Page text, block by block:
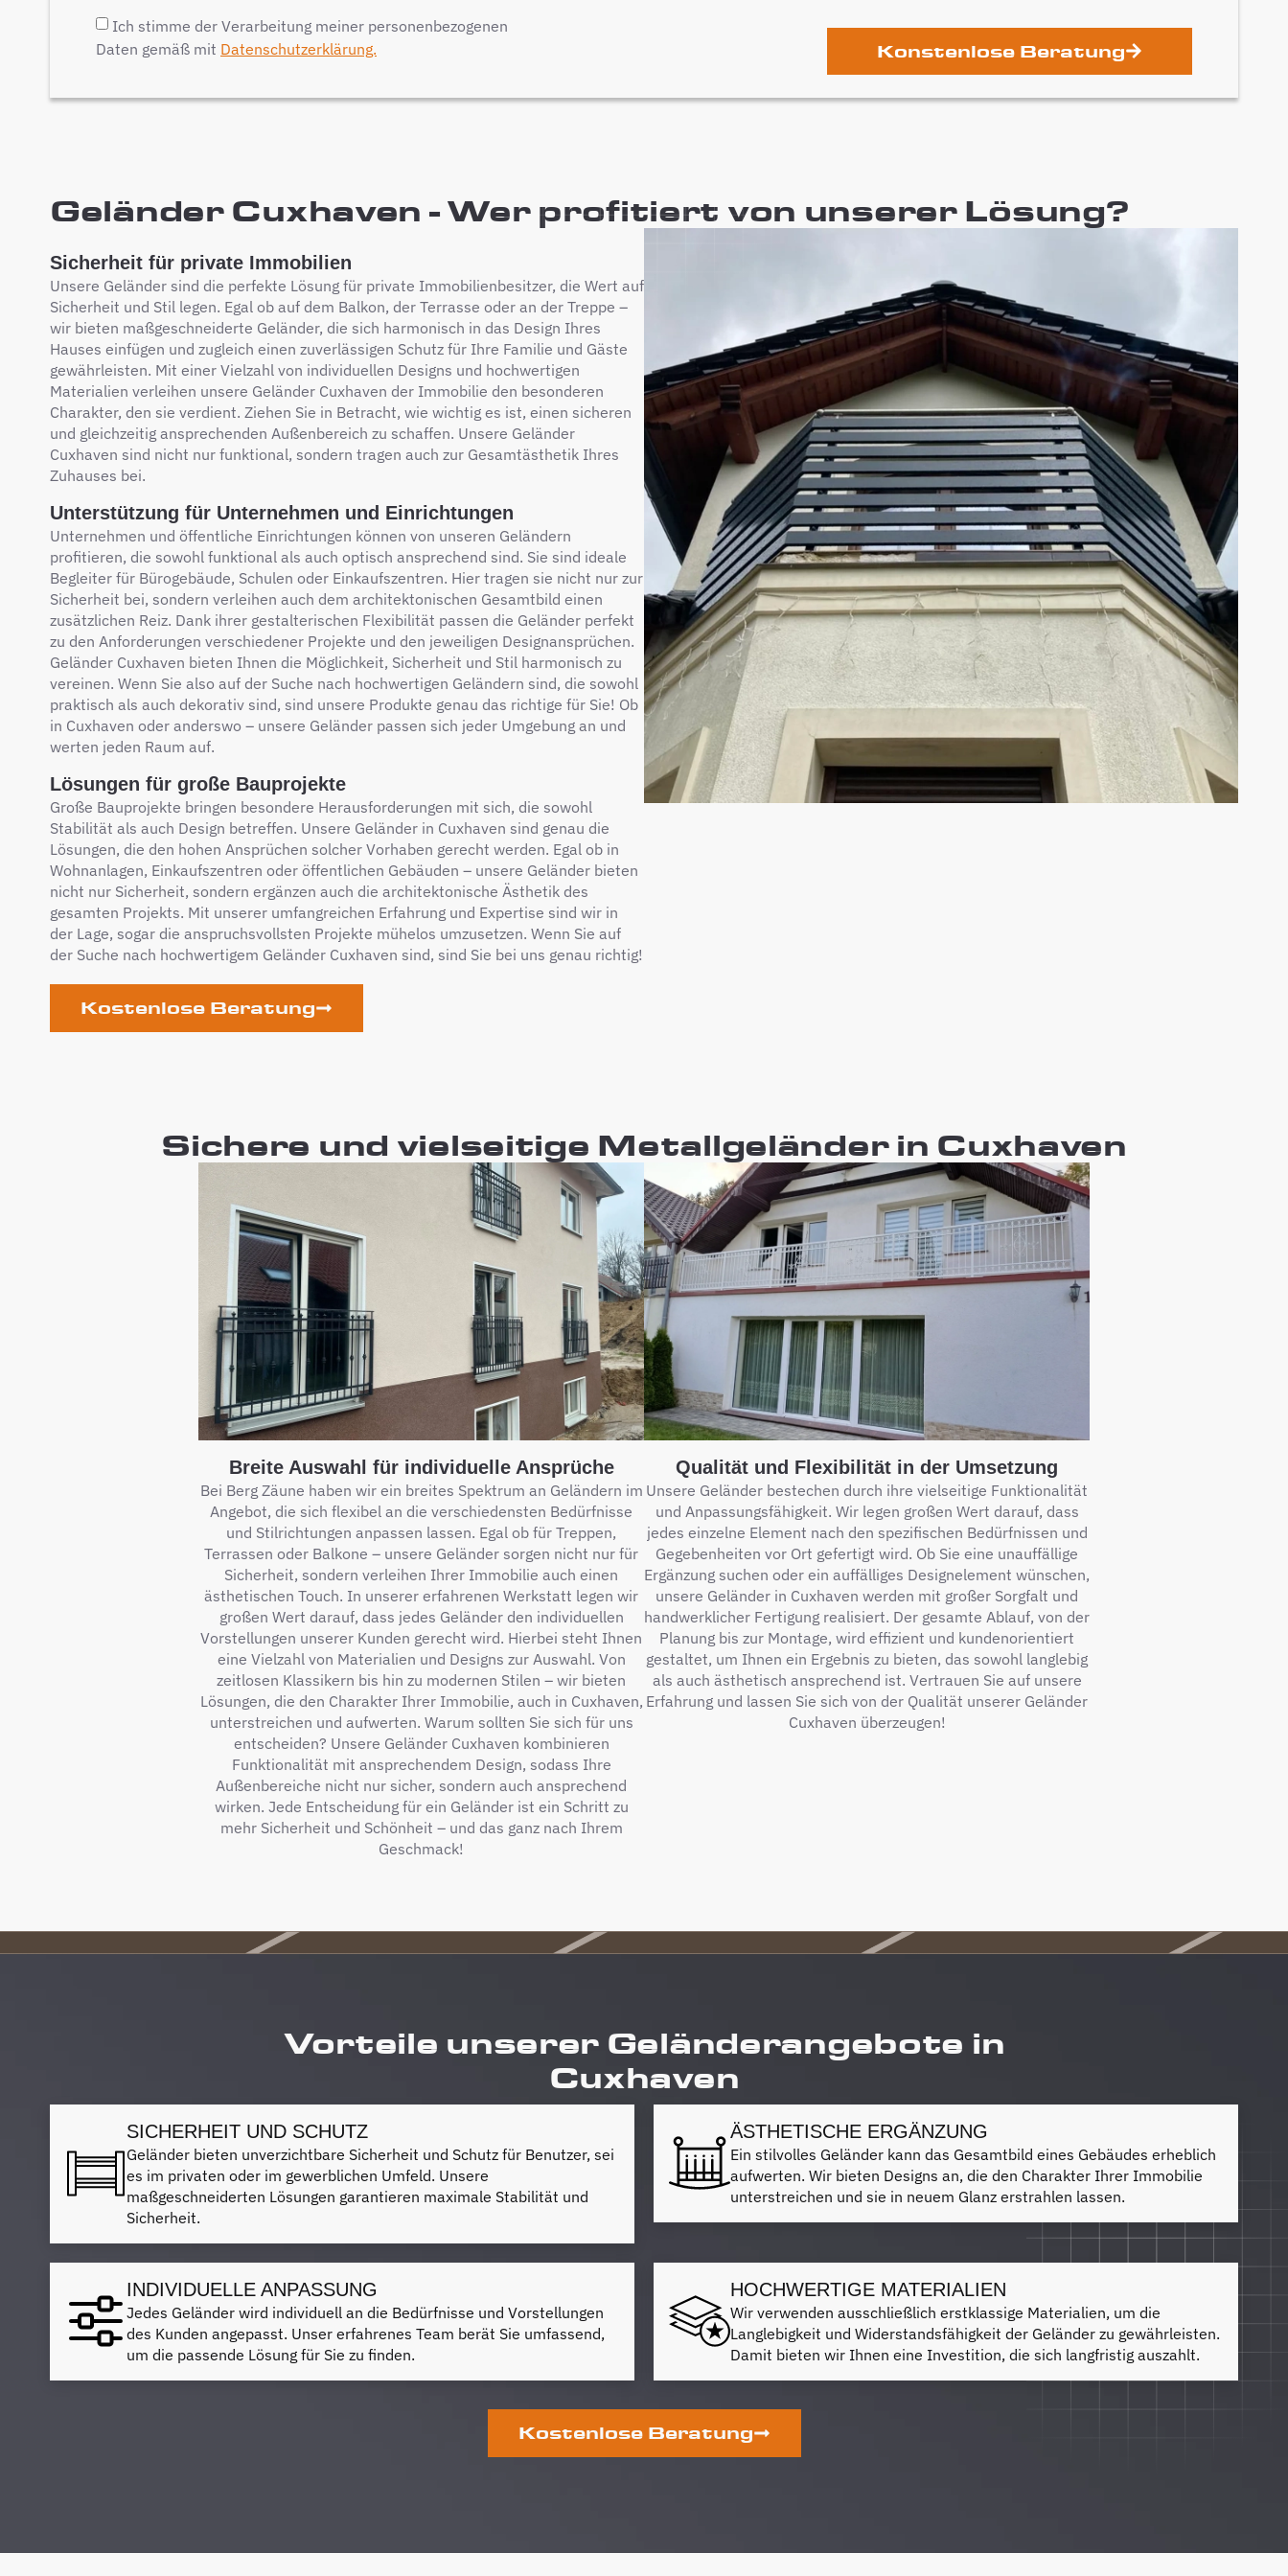
Ich stimme der Verarbeitung meiner personenbezogenen
Daten gemäß mit Datenschutzerklärung. Konstenlose Beratung
Geländer Cuxhaven - Wer profitiert von unserer Lösung?
Sicherheit für private Immobilien
Unsere Geländer sind die perfekte Lösung für private Immobilienbesitzer, die Wert auf
Sicherheit und Stil legen. Egal ob auf dem Balkon, der Terrasse oder an der Treppe –
wir bieten maßgeschneiderte Geländer, die sich harmonisch in das Design Ihres
Hauses einfügen und zugleich einen zuverlässigen Schutz für Ihre Familie und Gäste
gewährleisten. Mit einer Vielzahl von individuellen Designs und hochwertigen
Materialien verleihen unsere Geländer Cuxhaven der Immobilie den besonderen
Charakter, den sie verdient. Ziehen Sie in Betracht, wie wichtig es ist, einen sicheren
und gleichzeitig ansprechenden Außenbereich zu schaffen. Unsere Geländer
Cuxhaven sind nicht nur funktional, sondern tragen auch zur Gesamtästhetik Ihres
Zuhauses bei.
Unterstützung für Unternehmen und Einrichtungen
Unternehmen und öffentliche Einrichtungen können von unseren Geländern
profitieren, die sowohl funktional als auch optisch ansprechend sind. Sie sind ideale
Begleiter für Bürogebäude, Schulen oder Einkaufszentren. Hier tragen sie nicht nur zur
Sicherheit bei, sondern verleihen auch dem architektonischen Gesamtbild einen
zusätzlichen Reiz. Dank ihrer gestalterischen Flexibilität passen die Geländer perfekt
zu den Anforderungen verschiedener Projekte und den jeweiligen Designansprüchen.
Geländer Cuxhaven bieten Ihnen die Möglichkeit, Sicherheit und Stil harmonisch zu
vereinen. Wenn Sie also auf der Suche nach hochwertigen Geländern sind, die sowohl
praktisch als auch dekorativ sind, sind unsere Produkte genau das richtige für Sie! Ob
in Cuxhaven oder anderswo – unsere Geländer passen sich jeder Umgebung an und
werten jeden Raum auf.
Lösungen für große Bauprojekte
Große Bauprojekte bringen besondere Herausforderungen mit sich, die sowohl
Stabilität als auch Design betreffen. Unsere Geländer in Cuxhaven sind genau die
Lösungen, die den hohen Ansprüchen solcher Vorhaben gerecht werden. Egal ob in
Wohnanlagen, Einkaufszentren oder öffentlichen Gebäuden – unsere Geländer bieten
nicht nur Sicherheit, sondern ergänzen auch die architektonische Ästhetik des
gesamten Projekts. Mit unserer umfangreichen Erfahrung und Expertise sind wir in
der Lage, sogar die anspruchsvollsten Projekte mühelos umzusetzen. Wenn Sie auf
der Suche nach hochwertigem Geländer Cuxhaven sind, sind Sie bei uns genau richtig!
Kostenlose Beratung
Sichere und vielseitige Metallgeländer in Cuxhaven
Breite Auswahl für individuelle Ansprüche
Bei Berg Zäune haben wir ein breites Spektrum an Geländern im
Angebot, die sich flexibel an die verschiedensten Bedürfnisse
und Stilrichtungen anpassen lassen. Egal ob für Treppen,
Terrassen oder Balkone – unsere Geländer sorgen nicht nur für
Sicherheit, sondern verleihen Ihrer Immobilie auch einen
ästhetischen Touch. In unserer erfahrenen Werkstatt legen wir
großen Wert darauf, dass jedes Geländer den individuellen
Vorstellungen unserer Kunden gerecht wird. Hierbei steht Ihnen
eine Vielzahl von Materialien und Designs zur Auswahl. Von
zeitlosen Klassikern bis hin zu modernen Stilen – wir bieten
Lösungen, die den Charakter Ihrer Immobilie, auch in Cuxhaven,
unterstreichen und aufwerten. Warum sollten Sie sich für uns
entscheiden? Unsere Geländer Cuxhaven kombinieren
Funktionalität mit ansprechendem Design, sodass Ihre
Außenbereiche nicht nur sicher, sondern auch ansprechend
wirken. Jede Entscheidung für ein Geländer ist ein Schritt zu
mehr Sicherheit und Schönheit – und das ganz nach Ihrem
Geschmack!
Qualität und Flexibilität in der Umsetzung
Unsere Geländer bestechen durch ihre vielseitige Funktionalität
und Anpassungsfähigkeit. Wir legen großen Wert darauf, dass
jedes einzelne Element nach den spezifischen Bedürfnissen und
Gegebenheiten vor Ort gefertigt wird. Ob Sie eine unauffällige
Ergänzung suchen oder ein auffälliges Designelement wünschen,
unsere Geländer in Cuxhaven werden mit großer Sorgfalt und
handwerklicher Fertigung realisiert. Der gesamte Ablauf, von der
Planung bis zur Montage, wird effizient und kundenorientiert
gestaltet, um Ihnen ein Ergebnis zu bieten, das sowohl langlebig
als auch ästhetisch ansprechend ist. Vertrauen Sie auf unsere
Erfahrung und lassen Sie sich von der Qualität unserer Geländer
Cuxhaven überzeugen!
Vorteile unserer Geländerangebote in
Cuxhaven
SICHERHEIT UND SCHUTZ
Geländer bieten unverzichtbare Sicherheit und Schutz für Benutzer, sei
es im privaten oder im gewerblichen Umfeld. Unsere
maßgeschneiderten Lösungen garantieren maximale Stabilität und
Sicherheit.
ÄSTHETISCHE ERGÄNZUNG
Ein stilvolles Geländer kann das Gesamtbild eines Gebäudes erheblich
aufwerten. Wir bieten Designs an, die den Charakter Ihrer Immobilie
unterstreichen und sie in neuem Glanz erstrahlen lassen.
INDIVIDUELLE ANPASSUNG
Jedes Geländer wird individuell an die Bedürfnisse und Vorstellungen
des Kunden angepasst. Unser erfahrenes Team berät Sie umfassend,
um die passende Lösung für Sie zu finden.
HOCHWERTIGE MATERIALIEN
Wir verwenden ausschließlich erstklassige Materialien, um die
Langlebigkeit und Widerstandsfähigkeit der Geländer zu gewährleisten.
Damit bieten wir Ihnen eine Investition, die sich langfristig auszahlt.
Kostenlose Beratung